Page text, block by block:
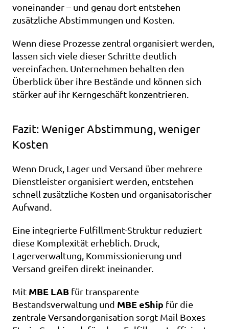
voneinander – und genau dort entstehen
zusätzliche Abstimmungen und Kosten.
Wenn diese Prozesse zentral organisiert werden,
lassen sich viele dieser Schritte deutlich
vereinfachen. Unternehmen behalten den
Überblick über ihre Bestände und können sich
stärker auf ihr Kerngeschäft konzentrieren.
Fazit: Weniger Abstimmung, weniger
Kosten
Wenn Druck, Lager und Versand über mehrere
Dienstleister organisiert werden, entstehen
schnell zusätzliche Kosten und organisatorischer
Aufwand.
Eine integrierte Fulfillment-Struktur reduziert
diese Komplexität erheblich. Druck,
Lagerverwaltung, Kommissionierung und
Versand greifen direkt ineinander.
Mit MBE LAB für transparente
Bestandsverwaltung und MBE eShip für die
zentrale Versandorganisation sorgt Mail Boxes